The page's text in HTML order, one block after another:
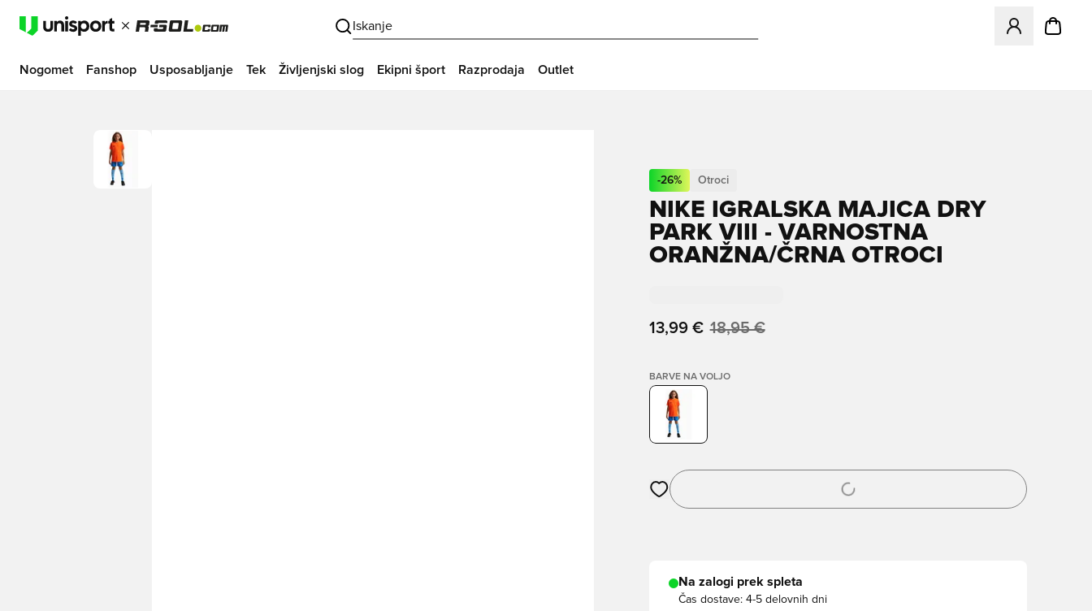
Iskanje
Odpre Modal
Nogomet Fanshop Usposabljanje Tek Življenjski slog Ekipni šport Razprodaja Outlet
-26% Otroci
NIKE IGRALSKA MAJICA DRY
PARK VIII - VARNOSTNA
ORANŽNA/ČRNA OTROCI
13,99 € 18,95 €
BARVE NA VOLJO
Odpre Modal za prijavo ali vpis kot član
Na zalogi prek spleta
Čas dostave: 4-5 delovnih dni